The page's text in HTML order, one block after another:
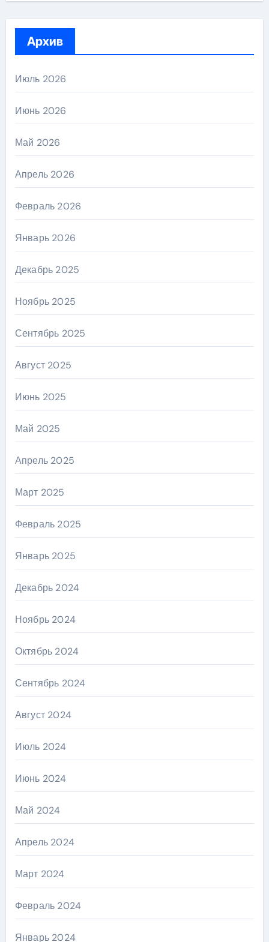
Архив
Июль 2026
Июнь 2026
Май 2026
Апрель 2026
Февраль 2026
Январь 2026
Декабрь 2025
Ноябрь 2025
Сентябрь 2025
Август 2025
Июнь 2025
Май 2025
Апрель 2025
Март 2025
Февраль 2025
Январь 2025
Декабрь 2024
Ноябрь 2024
Октябрь 2024
Сентябрь 2024
Август 2024
Июль 2024
Июнь 2024
Май 2024
Апрель 2024
Март 2024
Февраль 2024
Январь 2024